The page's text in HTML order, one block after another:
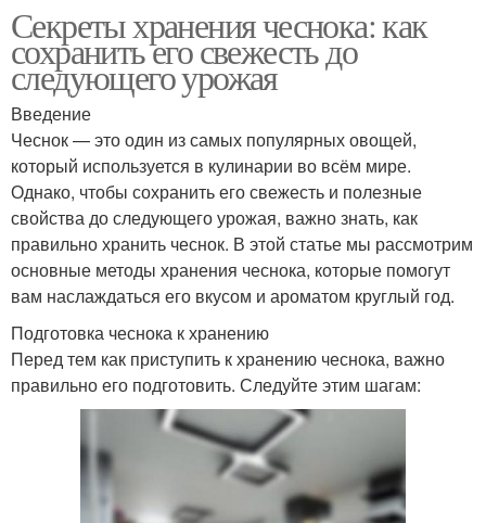
Секреты хранения чеснока: как
сохранить его свежесть до
следующего урожая
Введение
Чеснок — это один из самых популярных овощей,
который используется в кулинарии во всём мире.
Однако, чтобы сохранить его свежесть и полезные
свойства до следующего урожая, важно знать, как
правильно хранить чеснок. В этой статье мы рассмотрим
основные методы хранения чеснока, которые помогут
вам наслаждаться его вкусом и ароматом круглый год.
Подготовка чеснока к хранению
Перед тем как приступить к хранению чеснока, важно
правильно его подготовить. Следуйте этим шагам: